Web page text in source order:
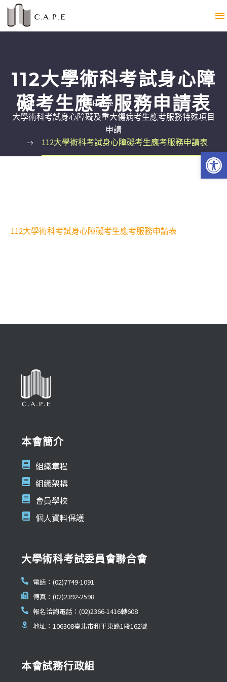
112大學術科考試身心障
礙考生應考服務申請表
Home
大學術科考試身心障礙及重大傷病考生應考服務特殊項目
申請
112大學術科考試身心障礙考生應考服務申請表
112大學術科考試身心障礙考生應考服務申請表
本會簡介
組織章程
組織架構
會員學校
個人資料保護
大學術科考試委員會聯合會
電話：(02)7749-1091
傳真：(02)2392-2598
報名洽詢電話：(02)2366-1416轉608
地址：106308臺北市和平東路1段162號
本會試務行政組